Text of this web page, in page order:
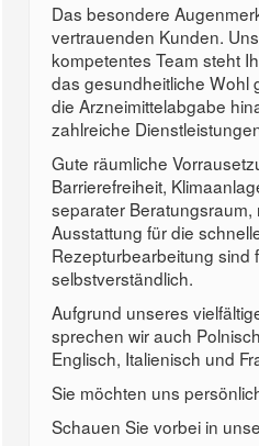
Das besondere
vertrauenden Kunden.
kompetentes Team steht
das gesundheitliche Wohl
die Arzneimittelabgabe
zahlreiche
Gute räumliche
Barrierefreiheit,
separater
Ausstattung für die
Rezepturbearbeitung sind
selbstverständlich.
Aufgrund unseres
sprechen wir auch
Englisch, Italienisch und
Sie möchten uns
Schauen Sie vorbei in